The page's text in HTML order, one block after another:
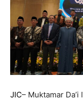
JIC– Muktamar